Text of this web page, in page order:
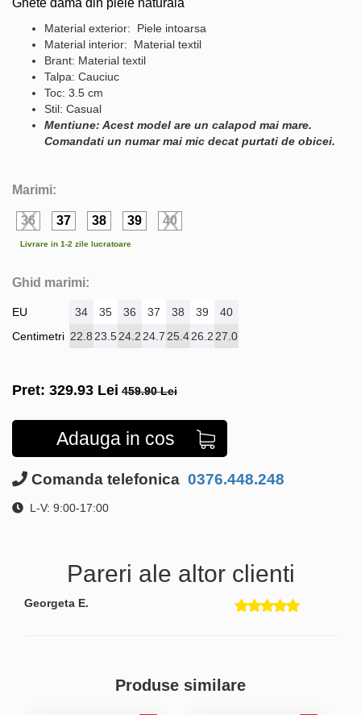
Material exterior: Piele intoarsa
Material interior: Material textil
Brant: Material textil
Talpa: Cauciuc
Toc: 3.5 cm
Stil: Casual
Mentiune: Acest model are un calapod mai mare.
Comandati un numar mai mic decat purtati de obicei.
Marimi:
36 37 38 39 40
Livrare in 1-2 zile lucratoare
Ghid marimi:
EU
Centimetri
34 35 36 37 38 39
40
22.8 23.524.2 24.7 25.426.2 27.0
Pret: 329.93 Lei 459.90 Lei
Adauga in cos
Comanda telefonica 0376.448.248
L-V: 9:00-17:00
Pareri ale altor clienti
Georgeta E.
Produse similare